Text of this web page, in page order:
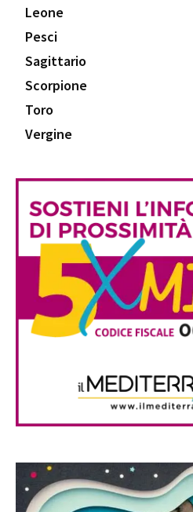
Leone
Pesci
Sagittario
Scorpione
Toro
Vergine